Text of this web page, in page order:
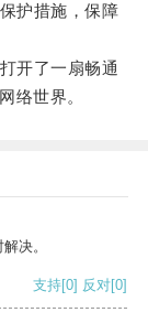
护措施，保障
开了一扇畅通
络世界。
决。
支持[0] 反对[0]